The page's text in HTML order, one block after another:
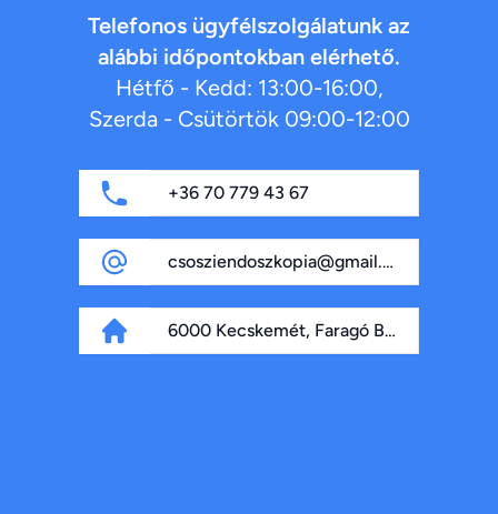
Telefonos ügyfélszolgálatunk az
alábbi időpontokban elérhető.
Hétfő - Kedd: 13:00-16:00,
Szerda - Csütörtök 09:00-12:00
+36 70 779 43 67
csosziendoszkopia@gmail.com
6000 Kecskemét, Faragó Béla fasor 4